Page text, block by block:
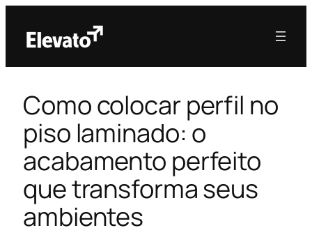
Como colocar perfil no
piso laminado: o
acabamento perfeito
que transforma seus
ambientes